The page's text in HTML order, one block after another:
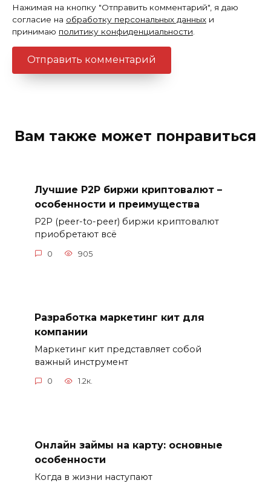
Нажимая на кнопку "Отправить комментарий", я даю
согласие на обработку персональных данных и
принимаю политику конфиденциальности
Вам также может понравиться
Лучшие P2P биржи криптовалют –
особенности и преимущества
P2P (peer-to-peer) биржи криптовалют
приобретают всё
0 905
Разработка маркетинг кит для
компании
Маркетинг кит представляет собой
важный инструмент
0 1.2к.
Онлайн займы на карту: основные
особенности
Когда в жизни наступают